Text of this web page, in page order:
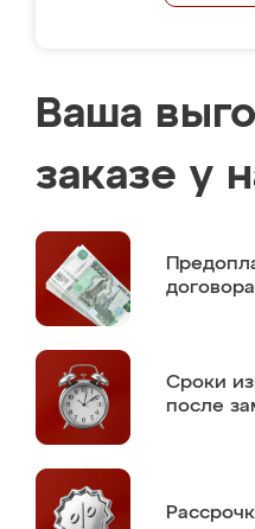
Ваша
заказе у
договора
Сроки
после